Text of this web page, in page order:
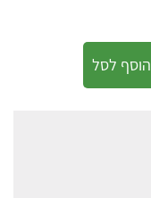
הוסף לסל